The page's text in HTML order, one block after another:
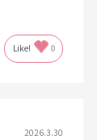
Like! 0
2026.3.30